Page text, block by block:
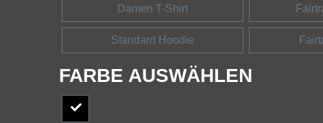
Damen T-Shirt
Standard Hoodie
FARBE AUSWÄHLEN